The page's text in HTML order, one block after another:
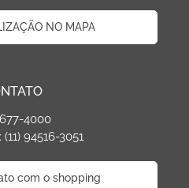
NO MAPA
4000
94516-3051
com o shopping